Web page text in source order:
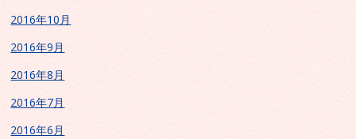
2016年10月
2016年9月
2016年8月
2016年7月
2016年6月